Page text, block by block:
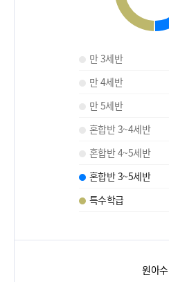
만 3세반
만 4세반
만 5세반
혼합반 3~4세반
혼합반 4~5세반
혼합반 3~5세반
특수학급
원아수